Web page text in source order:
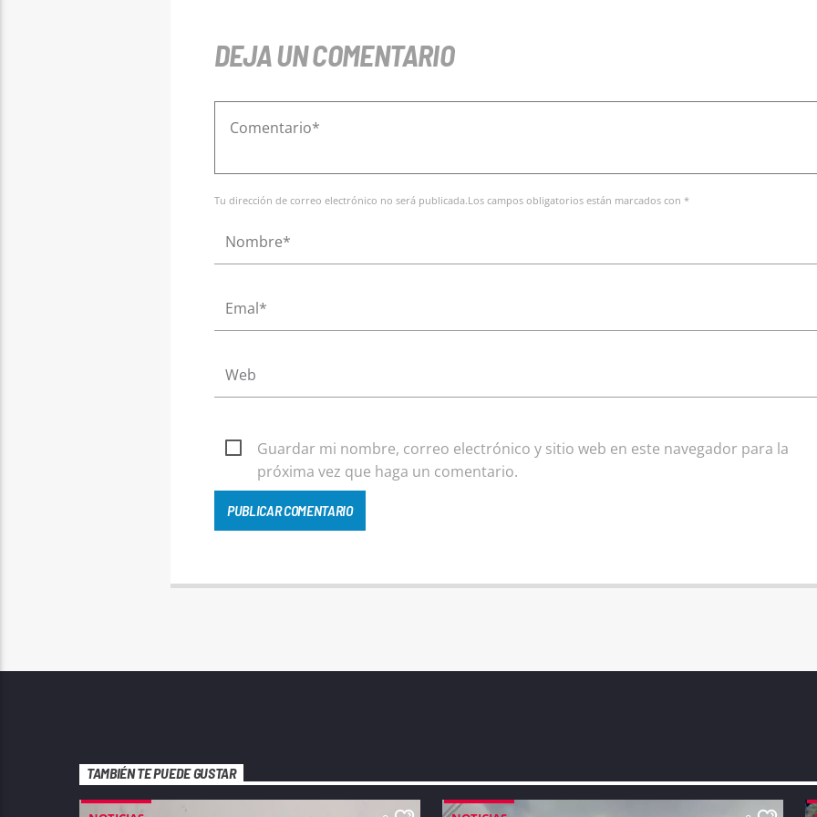
DEJA UN COMENTARIO
Tu dirección de correo electrónico no será publicada.Los campos obligatorios están marcados con *
Guardar mi nombre, correo electrónico y sitio web en este navegador para la
próxima vez que haga un comentario.
TAMBIÉN TE PUEDE GUSTAR